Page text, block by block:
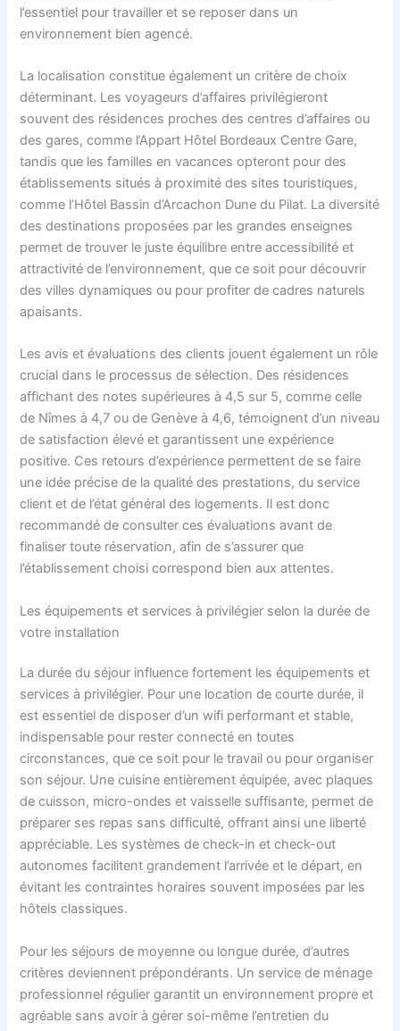
l’essentiel pour travailler et se reposer dans un
environnement bien agencé.
La localisation constitue également un critère de choix
déterminant. Les voyageurs d’affaires privilégieront
souvent des résidences proches des centres d’affaires ou
des gares, comme l’Appart Hôtel Bordeaux Centre Gare,
tandis que les familles en vacances opteront pour des
établissements situés à proximité des sites touristiques,
comme l’Hôtel Bassin d’Arcachon Dune du Pilat. La diversité
des destinations proposées par les grandes enseignes
permet de trouver le juste équilibre entre accessibilité et
attractivité de l’environnement, que ce soit pour découvrir
des villes dynamiques ou pour profiter de cadres naturels
apaisants.
Les avis et évaluations des clients jouent également un rôle
crucial dans le processus de sélection. Des résidences
affichant des notes supérieures à 4,5 sur 5, comme celle
de Nîmes à 4,7 ou de Genève à 4,6, témoignent d’un niveau
de satisfaction élevé et garantissent une expérience
positive. Ces retours d’expérience permettent de se faire
une idée précise de la qualité des prestations, du service
client et de l’état général des logements. Il est donc
recommandé de consulter ces évaluations avant de
finaliser toute réservation, afin de s’assurer que
l’établissement choisi correspond bien aux attentes.
Les équipements et services à privilégier selon la durée de
votre installation
La durée du séjour influence fortement les équipements et
services à privilégier. Pour une location de courte durée, il
est essentiel de disposer d’un wifi performant et stable,
indispensable pour rester connecté en toutes
circonstances, que ce soit pour le travail ou pour organiser
son séjour. Une cuisine entièrement équipée, avec plaques
de cuisson, micro-ondes et vaisselle suffisante, permet de
préparer ses repas sans difficulté, offrant ainsi une liberté
appréciable. Les systèmes de check-in et check-out
autonomes facilitent grandement l’arrivée et le départ, en
évitant les contraintes horaires souvent imposées par les
hôtels classiques.
Pour les séjours de moyenne ou longue durée, d’autres
critères deviennent prépondérants. Un service de ménage
professionnel régulier garantit un environnement propre et
agréable sans avoir à gérer soi-même l’entretien du